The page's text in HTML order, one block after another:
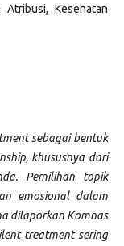
Atribusi, Kesehatan
sebagai bentuk
khususnya dari
Pemilihan topik
emosional dalam
dilaporkan Komnas
treatment sering